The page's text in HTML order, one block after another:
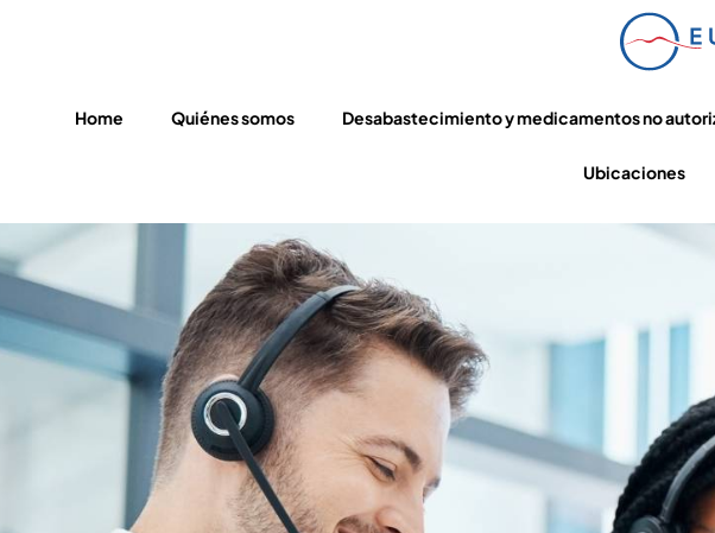
Home Quiénes somos Desabastecimiento y medicamentos no
Ubicaciones